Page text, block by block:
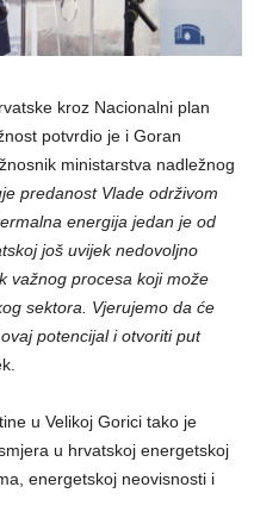
kroz Nacionalni plan
potvrdio je i Goran
ministarstva nadležnog
predanost Vlade održivom
energija jedan je od
još uvijek nedovoljno
važnog procesa koji može
sektora. Vjerujemo da će
potencijal i otvoriti put
u Velikoj Gorici tako je
u hrvatskoj energetskoj
energetskoj neovisnosti i